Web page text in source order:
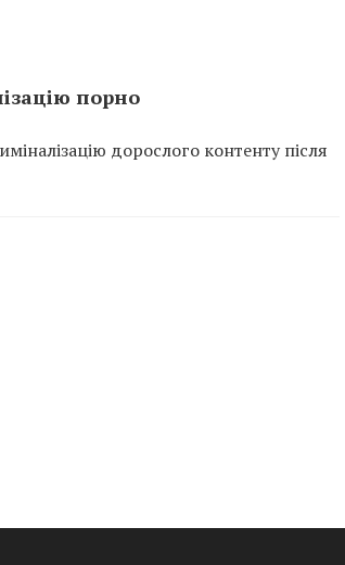
порно
дорослого контенту після